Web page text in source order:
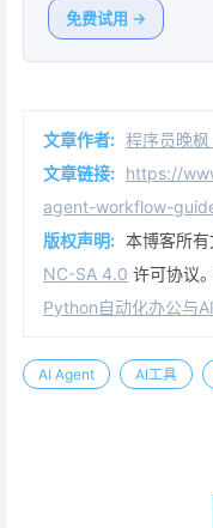
免费试用 →
文章作者: 程序员晚
文章链接: https://
agent-workflow-
版权声明: 本博客所
NC-SA 4.0 许可协议
Python自动化办公与
AI Agent AI工具